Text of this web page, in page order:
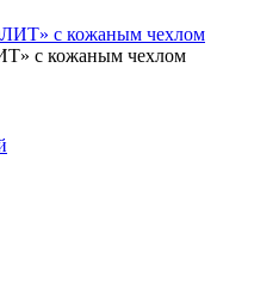
с кожаным чехлом